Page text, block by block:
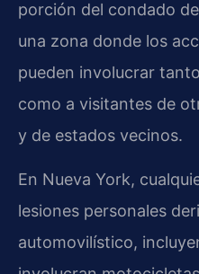
porción del condado
una zona donde los
pueden involucrar
como a visitantes de
y de estados vecinos.
En Nueva York,
lesiones personales
automovilístico,